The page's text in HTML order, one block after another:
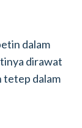
dalam
dirawat
tetep dalam